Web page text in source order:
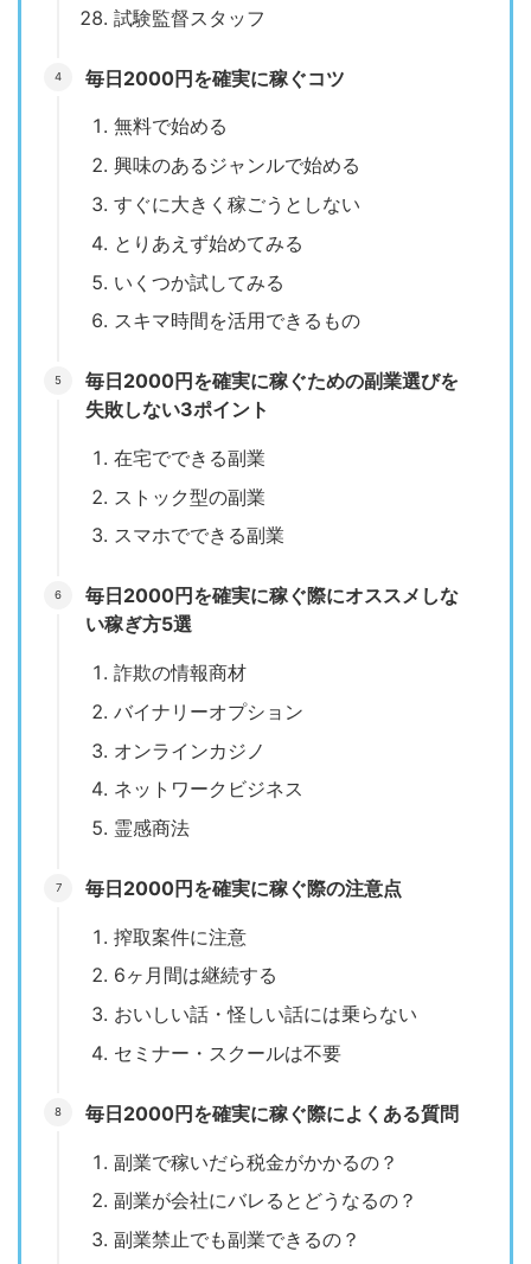
試験監督スタッフ
毎日2000円を確実に稼ぐコツ
無料で始める
興味のあるジャンルで始める
すぐに大きく稼ごうとしない
とりあえず始めてみる
いくつか試してみる
スキマ時間を活用できるもの
毎日2000円を確実に稼ぐための副業選びを
失敗しない3ポイント
在宅でできる副業
ストック型の副業
スマホでできる副業
毎日2000円を確実に稼ぐ際にオススメしな
い稼ぎ方5選
詐欺の情報商材
バイナリーオプション
オンラインカジノ
ネットワークビジネス
霊感商法
毎日2000円を確実に稼ぐ際の注意点
搾取案件に注意
6ヶ月間は継続する
おいしい話・怪しい話には乗らない
セミナー・スクールは不要
毎日2000円を確実に稼ぐ際によくある質問
副業で稼いだら税金がかかるの？
副業が会社にバレるとどうなるの？
副業禁止でも副業できるの？